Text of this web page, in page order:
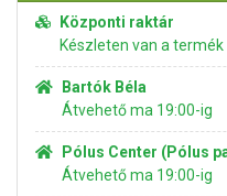
Központi raktár
Készleten van a termék
Bartók Béla
Átvehető ma 19:00-ig
Pólus Center (Pólus
Átvehető ma 19:00-ig